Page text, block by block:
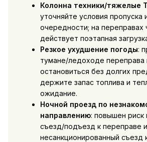
Колонна техники/тяжелые
уточняйте условия пропуска
очередности; на переправах
действует поэтапная
Резкое ухудшение погоды:
тумане/ледоходе
остановиться без долгих
держите запас топлива и
ожидание.
Ночной проезд по
направлению: повышен риск
съезд/подъезд к переправе
несанкционированный съезд